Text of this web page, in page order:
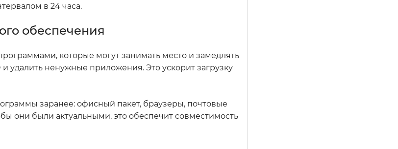
в 24 часа.
обеспечения
которые могут занимать место и замедлять
удалить ненужные приложения. Это ускорит загрузку
заранее: офисный пакет, браузеры, почтовые
они были актуальными, это обеспечит совместимость